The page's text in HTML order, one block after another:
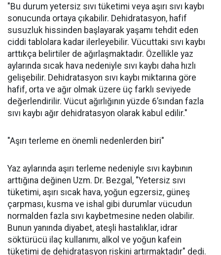
"Bu durum yetersiz sıvı tüketimi veya aşırı sıvı kaybı
sonucunda ortaya çıkabilir. Dehidratasyon, hafif
susuzluk hissinden başlayarak yaşamı tehdit eden
ciddi tablolara kadar ilerleyebilir. Vücuttaki sıvı kaybı
arttıkça belirtiler de ağırlaşmaktadır. Özellikle yaz
aylarında sıcak hava nedeniyle sıvı kaybı daha hızlı
gelişebilir. Dehidratasyon sıvı kaybı miktarına göre
hafif, orta ve ağır olmak üzere üç farklı seviyede
değerlendirilir. Vücut ağırlığının yüzde 6’sından fazla
sıvı kaybı ağır dehidratasyon olarak kabul edilir."
"Aşırı terleme en önemli nedenlerden biri"
Yaz aylarında aşırı terleme nedeniyle sıvı kaybının
arttığına değinen Uzm. Dr. Bezgal, "Yetersiz sıvı
tüketimi, aşırı sıcak hava, yoğun egzersiz, güneş
çarpması, kusma ve ishal gibi durumlar vücudun
normalden fazla sıvı kaybetmesine neden olabilir.
Bunun yanında diyabet, ateşli hastalıklar, idrar
söktürücü ilaç kullanımı, alkol ve yoğun kafein
tüketimi de dehidratasyon riskini artırmaktadır" dedi.